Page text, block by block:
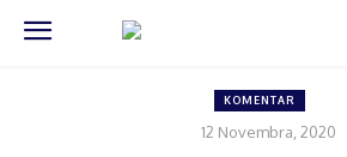
KOMENTAR
12 Novembra, 2020